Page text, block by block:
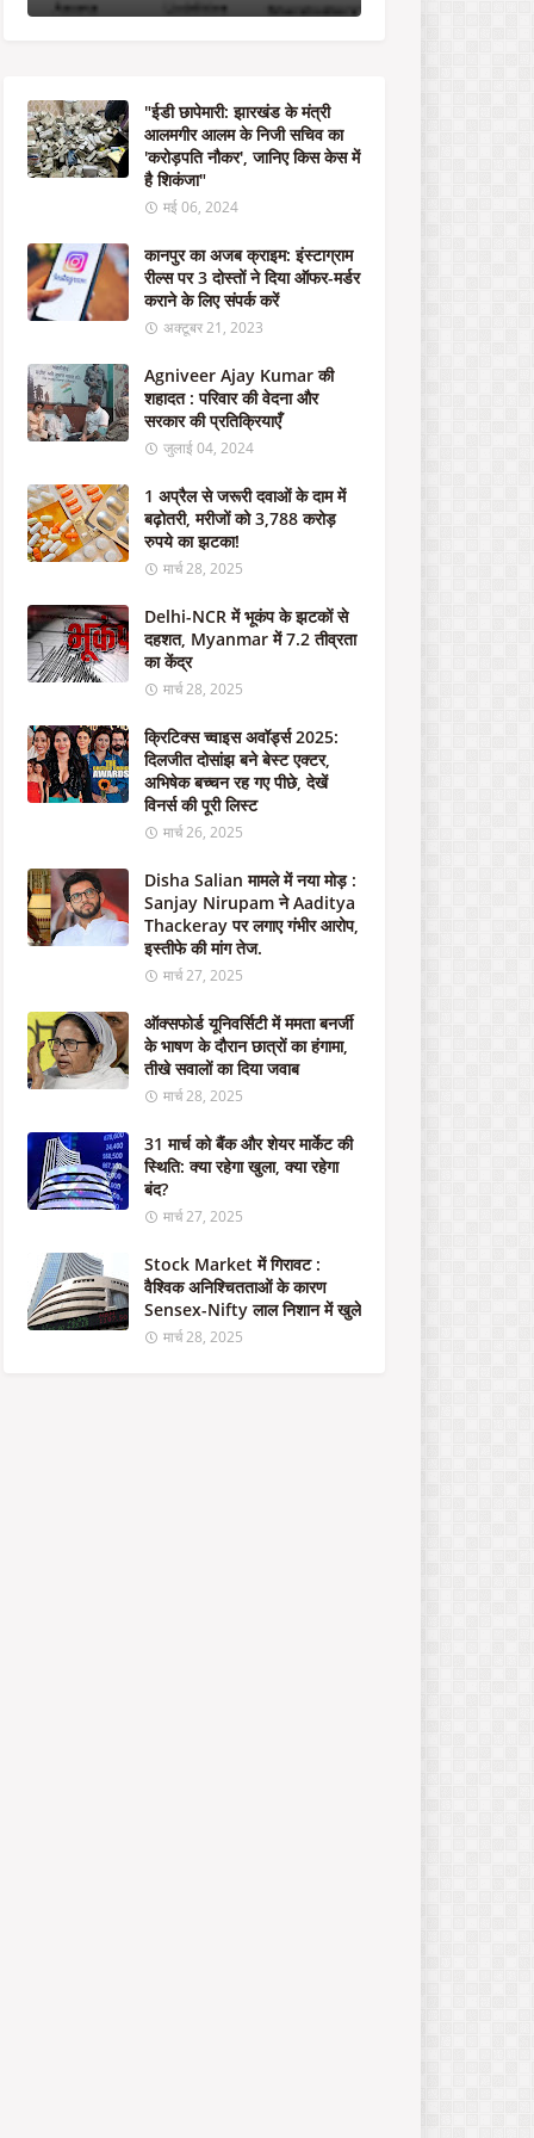
म
र
3
दो
स्तों
या
ऑ
फ
र
म
र्ड
र
क
के
लि
ए
सं
र्क
क
रें
21,
2023
न
फें
स
डी
ल
दी
स
र
का
र
1
.
5
ला
क
रो
ड़
रु
"ईडी छापेमारी: झारखंड के मंत्री
आलमगीर आलम के निजी सचिव का
'करोड़पति नौकर', जानिए किस केस में
है शिकंजा"
मई 06, 2024
कानपुर का अजब क्राइम: इंस्टाग्राम
रील्स पर 3 दोस्तों ने दिया ऑफर-मर्डर
कराने के लिए संपर्क करें
अक्टूबर 21, 2023
Agniveer Ajay Kumar की
शहादत : परिवार की वेदना और
सरकार की प्रतिक्रियाएँ
जुलाई 04, 2024
1 अप्रैल से जरूरी दवाओं के दाम में
बढ़ोतरी, मरीजों को 3,788 करोड़
रुपये का झटका!
मार्च 28, 2025
Delhi-NCR में भूकंप के झटकों से
दहशत, Myanmar में 7.2 तीव्रता
का केंद्र
मार्च 28, 2025
क्रिटिक्स च्वाइस अवॉर्ड्स 2025:
दिलजीत दोसांझ बने बेस्ट एक्टर,
अभिषेक बच्चन रह गए पीछे, देखें
विनर्स की पूरी लिस्ट
मार्च 26, 2025
Disha Salian मामले में नया मोड़ :
Sanjay Nirupam ने Aaditya
Thackeray पर लगाए गंभीर आरोप,
इस्तीफे की मांग तेज.
मार्च 27, 2025
ऑक्सफोर्ड यूनिवर्सिटी में ममता बनर्जी
के भाषण के दौरान छात्रों का हंगामा,
तीखे सवालों का दिया जवाब
मार्च 28, 2025
31 मार्च को बैंक और शेयर मार्केट की
स्थिति: क्या रहेगा खुला, क्या रहेगा
बंद?
मार्च 27, 2025
Stock Market में गिरावट :
वैश्विक अनिश्चितताओं के कारण
Sensex-Nifty लाल निशान में खुले
मार्च 28, 2025